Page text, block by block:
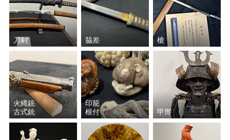
刀剣 脇差 槍
火縄銃
古式銃
印籠
根付
甲冑